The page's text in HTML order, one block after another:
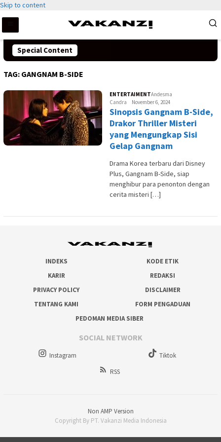
Skip to content
Special Content
TAG: GANGNAM B-SIDE
ENTERTAIMENTAndesma
Candra
November 6, 2024
Sinopsis Gangnam B-Side,
Drakor Thriller Misteri
yang Mengungkap Sisi
Gelap Gangnam
Drama Korea terbaru dari Disney
Plus, Gangnam B-Side, siap
menghibur para penonton dengan
cerita misteri […]
INDEKS
KODE ETIK
KARIR
REDAKSI
PRIVACY POLICY
DISCLAIMER
TENTANG KAMI
FORM PENGADUAN
PEDOMAN MEDIA SIBER
SOCIAL NETWORK
Instagram
Tiktok
RSS
Non AMP Version
Copyright By PT. Vakanzi Media Indonesia